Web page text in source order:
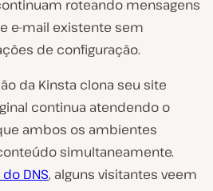
roteando mensagens
e-mail existente sem
de configuração.
da Kinsta clona seu site
continua atendendo o
ambos os ambientes
simultaneamente.
DNS, alguns visitantes veem